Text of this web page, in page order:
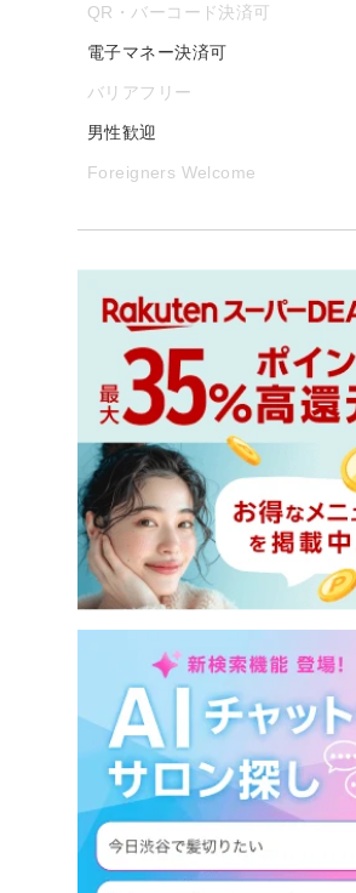
QR・バーコード決済可
電子マネー決済可
バリアフリー
男性歓迎
Foreigners Welcome